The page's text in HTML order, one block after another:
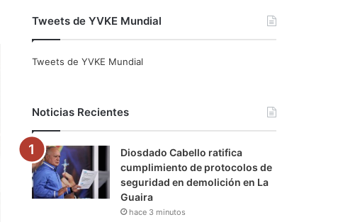
c
o
k
i
r
u
e
r
a
m
a
m
Tweets de YVKE Mundial
Tweets de YVKE Mundial
Noticias Recientes
Diosdado Cabello ratifica
cumplimiento de protocolos de
seguridad en demolición en La
Guaira
hace 3 minutos